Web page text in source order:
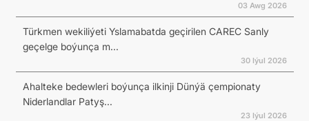
03 Awg 2026
Türkmen wekiliýeti Yslamabatda geçirilen CAREC Sanly
geçelge boýunça m...
30 Iýul 2026
Ahalteke bedewleri boýunça ilkinji Dünýä çempionaty
Niderlandlar Patyş...
23 Iýul 2026